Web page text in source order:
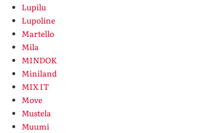
Lupilu
Lupoline
Martello
Mila
MINDOK
Miniland
MIX IT
Move
Mustela
Muumi